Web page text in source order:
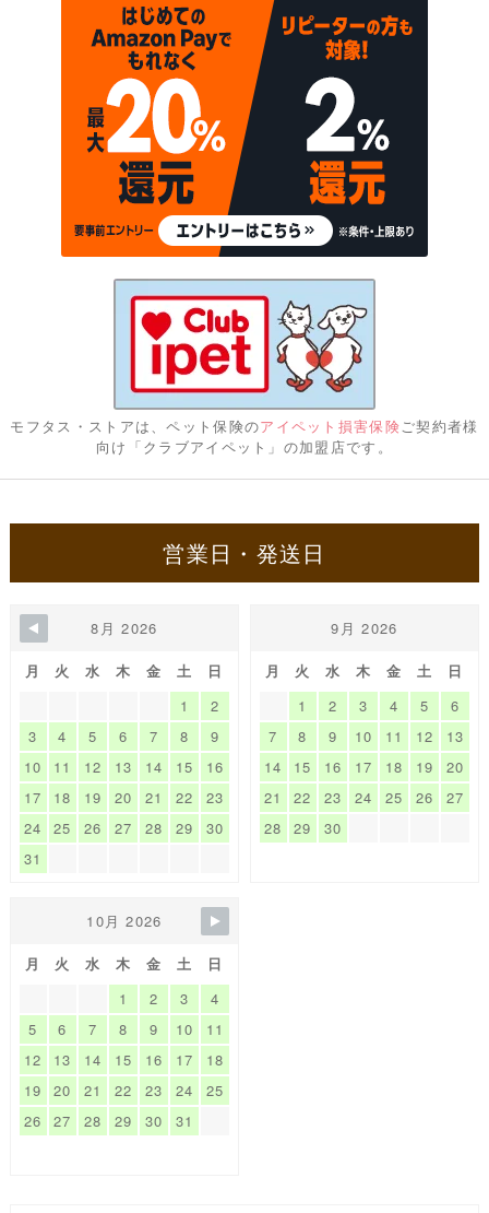
モフタス・ストアは、ペット保険のアイペット損害保険ご契約者様
向け「クラブアイペット」の加盟店です。
営業日・発送日
8月 2026
月 火 水 木 金 土
日
1
2
3
4 5 6 7 8
9
10
11 12 13 14 15
16
17
18 19 20 21 22
23
24
25 26 27 28 29
30
31
9月 2026
月 火 水 木 金 土
日
1
2 3 4 5
6
7
8 9 10 11 12
13
14
15 16 17 18 19
20
21
22 23 24 25 26
27
28
29 30
10月 2026
月 火 水 木 金 土
日
1
2 3
4
5
6 7 8 9 10
11
12
13 14 15 16 17
18
19
20 21 22 23 24
25
26
27 28 29 30 31